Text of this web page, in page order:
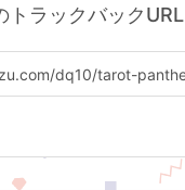
トラックバックURL